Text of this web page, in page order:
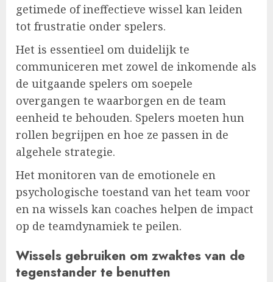
getimede of ineffectieve wissel kan leiden
tot frustratie onder spelers.
Het is essentieel om duidelijk te
communiceren met zowel de inkomende als
de uitgaande spelers om soepele
overgangen te waarborgen en de team
eenheid te behouden. Spelers moeten hun
rollen begrijpen en hoe ze passen in de
algehele strategie.
Het monitoren van de emotionele en
psychologische toestand van het team voor
en na wissels kan coaches helpen de impact
op de teamdynamiek te peilen.
Wissels gebruiken om zwaktes van de
tegenstander te benutten